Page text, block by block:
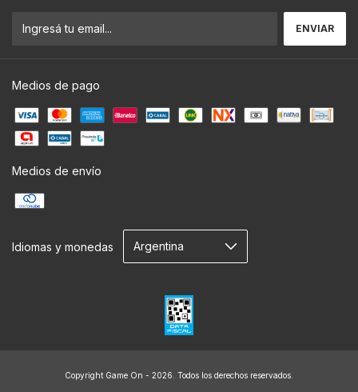
Medios de pago
Medios de envío
Idiomas y monedas
Copyright Game On - 2026. Todos los derechos reservados.